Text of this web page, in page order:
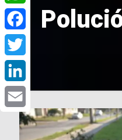
WhatsApp
Facebook
Twitter
LinkedIn
Email